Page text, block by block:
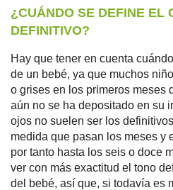
¿CUÁNDO SE DEFINE EL
DEFINITIVO?
Hay que tener en cuenta
de un bebé, ya que muchos
o grises en los primeros meses
aún no se ha depositado en su
ojos no suelen ser los
medida que pasan los meses y
por tanto hasta los seis o doce
ver con más exactitud el tono
del bebé, así que, si todavía es